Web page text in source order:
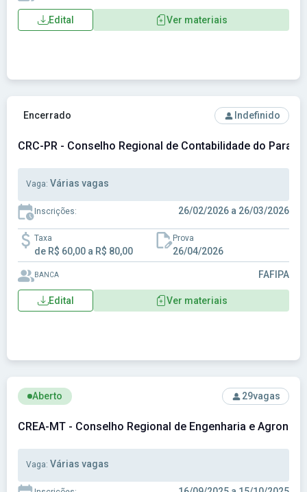
Edital Ver materiais
Ver concurso: CRC-PR - Conselho Regional de
Encerrado Indefinido
CRC-PR - Conselho Regional de Contabilidade do Paraná
Vaga: Várias vagas
Inscrições: 26/02/2026 a 26/03/2026
Taxa
de R$ 60,00 a R$ 80,00
Prova
26/04/2026
BANCA FAFIPA
Edital Ver materiais
Ver concurso: CREA-MT - Conselho Regional de
Aberto 29vagas
CREA-MT - Conselho Regional de Engenharia e
Vaga: Várias vagas